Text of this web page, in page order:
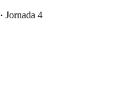
· Jornada 4